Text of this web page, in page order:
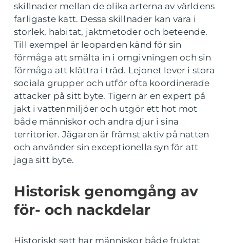
skillnader mellan de olika arterna av världens
farligaste katt. Dessa skillnader kan vara i
storlek, habitat, jaktmetoder och beteende.
Till exempel är leoparden känd för sin
förmåga att smälta in i omgivningen och sin
förmåga att klättra i träd. Lejonet lever i stora
sociala grupper och utför ofta koordinerade
attacker på sitt byte. Tigern är en expert på
jakt i vattenmiljöer och utgör ett hot mot
både människor och andra djur i sina
territorier. Jägaren är främst aktiv på natten
och använder sin exceptionella syn för att
jaga sitt byte.
Historisk genomgång av
för- och nackdelar
Historiskt sett har människor både fruktat